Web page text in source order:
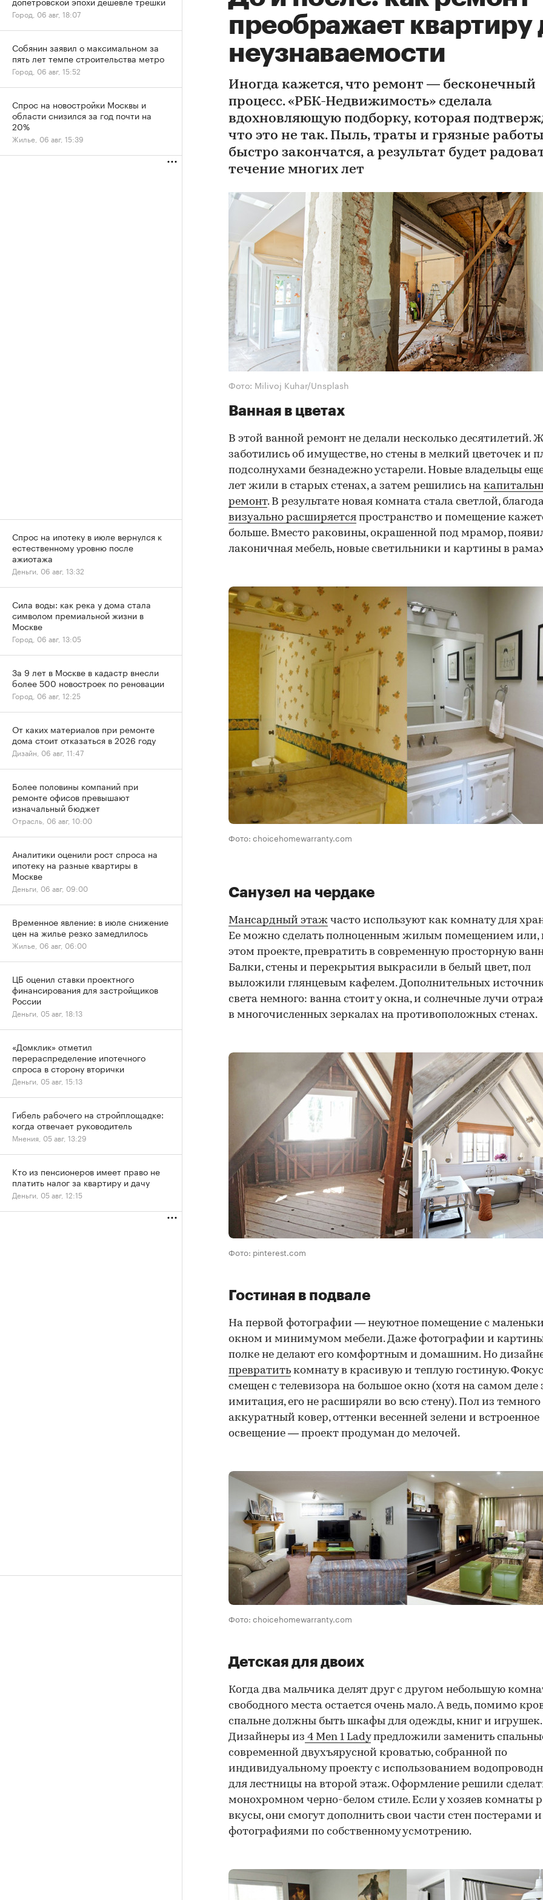
преображает квартиру
неузнаваемости
Иногда кажется, что ремонт — бесконечный
процесс. «РБК-Недвижимость» сделала
вдохновляющую подборку, которая
что это не так. Пыль, траты и грязные
быстро закончатся, а результат будет
течение многих лет
Фото: Milivoj Kuhar/Unsplash
Ванная в цветах
В этой ванной ремонт не делали несколько десятилетий.
заботились об имуществе, но стены в мелкий цветочек и
подсолнухами безнадежно устарели. Новые владельцы
лет жили в старых стенах, а затем решились на
ремонт. В результате новая комната стала светлой,
визуально расширяется пространство и помещение
больше. Вместо раковины, окрашенной под мрамор,
лаконичная мебель, новые светильники и картины в
Фото: choicehomewarranty.com
Санузел на чердаке
Мансардный этаж часто используют как комнату для
Ее можно сделать полноценным жилым помещением или,
этом проекте, превратить в современную просторную
Балки, стены и перекрытия выкрасили в белый цвет, пол
выложили глянцевым кафелем. Дополнительных
света немного: ванна стоит у окна, и солнечные лучи
в многочисленных зеркалах на противоположных стенах.
Фото: pinterest.com
Гостиная в подвале
На первой фотографии — неуютное помещение с
окном и минимумом мебели. Даже фотографии и
полке не делают его комфортным и домашним. Но
превратить комнату в красивую и теплую гостиную. Фокус
смещен с телевизора на большое окно (хотя на самом деле
имитация, его не расширяли во всю стену). Пол из темного
аккуратный ковер, оттенки весенней зелени и встроенное
освещение — проект продуман до мелочей.
Фото: choicehomewarranty.com
Детская для двоих
Когда два мальчика делят друг с другом небольшую
свободного места остается очень мало. А ведь, помимо
спальне должны быть шкафы для одежды, книг и игрушек.
Дизайнеры из 4 Men 1 Ladyпредложили заменить
современной двухъярусной кроватью, собранной по
индивидуальному проекту с использованием
для лестницы на второй этаж. Оформление решили
монохромном черно-белом стиле. Если у хозяев комнаты
вкусы, они смогут дополнить свои части стен постерами и
фотографиями по собственному усмотрению.
Город, 06 авг, 18:07
Собянин заявил о максимальном за
пять лет темпе строительства метро
Город, 06 авг, 15:52
Спрос на новостройки Москвы и
области снизился за год почти на
20%
Жилье, 06 авг, 15:39
Спрос на ипотеку в июле вернулся к
естественному уровню после
ажиотажа
Деньги, 06 авг, 13:32
Сила воды: как река у дома стала
символом премиальной жизни в
Москве
Город, 06 авг, 13:05
За 9 лет в Москве в кадастр внесли
более 500 новостроек по реновации
Город, 06 авг, 12:25
От каких материалов при ремонте
дома стоит отказаться в 2026 году
Дизайн, 06 авг, 11:47
Более половины компаний при
ремонте офисов превышают
изначальный бюджет
Отрасль, 06 авг, 10:00
Аналитики оценили рост спроса на
ипотеку на разные квартиры в
Москве
Деньги, 06 авг, 09:00
Временное явление: в июле снижение
цен на жилье резко замедлилось
Жилье, 06 авг, 06:00
ЦБ оценил ставки проектного
финансирования для застройщиков
России
Деньги, 05 авг, 18:13
«Домклик» отметил
перераспределение ипотечного
спроса в сторону вторички
Деньги, 05 авг, 15:13
Гибель рабочего на стройплощадке:
когда отвечает руководитель
Мнения, 05 авг, 13:29
Кто из пенсионеров имеет право не
платить налог за квартиру и дачу
Деньги, 05 авг, 12:15